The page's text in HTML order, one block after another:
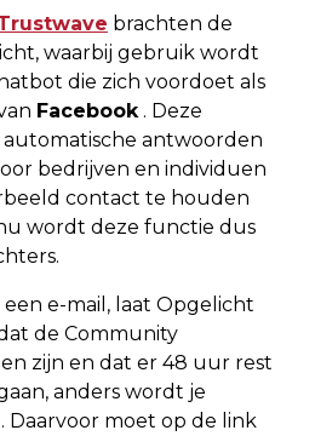
brachten de
waarbij gebruik wordt
die zich voordoet als
Facebook. Deze
antwoorden
bedrijven en individuen
contact te houden
wordt deze functie dus
e-mail, laat Opgelicht
de Community
zijn en dat er 48 uur rest
anders wordt je
Daarvoor moet op de link